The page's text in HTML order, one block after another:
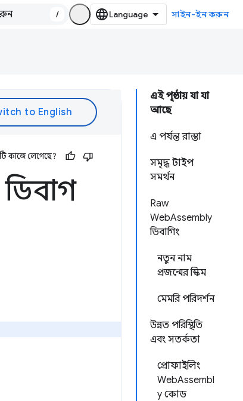
/ সাইন-ইন করুন
এই পৃষ্ঠায় যা যা
আছে
এ পর্যন্ত রাস্তা
সমৃদ্ধ টাইপ
সমর্থন
Raw
WebAssembly
ডিবাগিং
নতুন নাম
প্রজন্মের স্কিম
মেমরি পরিদর্শন
উন্নত পরিস্থিতি
এবং সতর্কতা
প্রোফাইলিং
WebAssembl
y কোড
কাজে লেগেছে?